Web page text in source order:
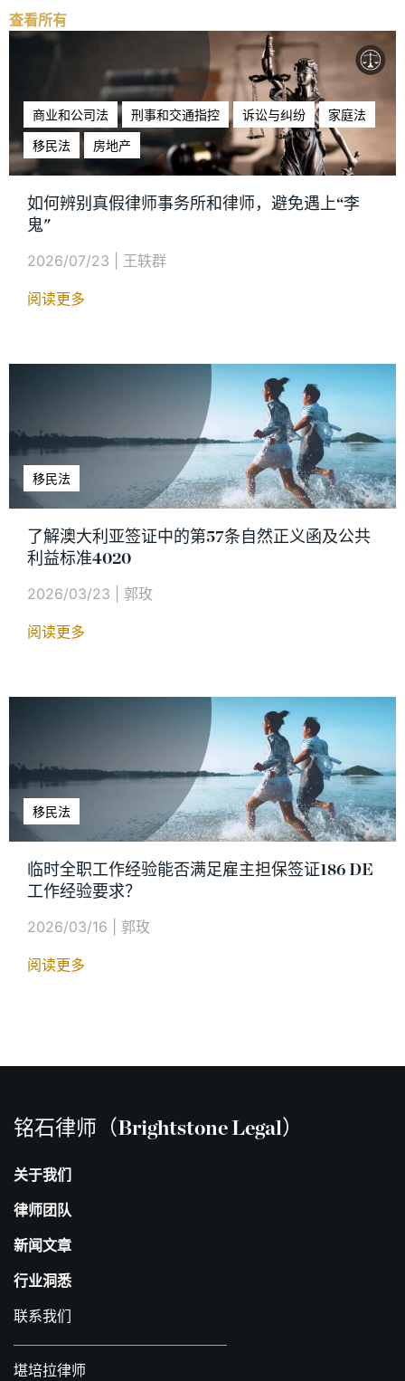
查看所有
商业和公司法 刑事和交通指控 诉讼与纠纷
家庭法
移民法
房地产
如何辨别真假律师事务所和律师，避免遇上“李
鬼"
2026/07/23 王轶群
阅读更多
移民法
了解澳大利亚签证中的第57条自然正义函及公共
利益标准4020
2026/03/23 郭玫
阅读更多
移民法
临时全职工作经验能否满足雇主担保签证186 DE
工作经验要求？
2026/03/16 郭玫
阅读更多
铭石律师（Brightstone Legal）
关于我们
律师团队
新闻文章
行业洞悉
联系我们
堪培拉律师